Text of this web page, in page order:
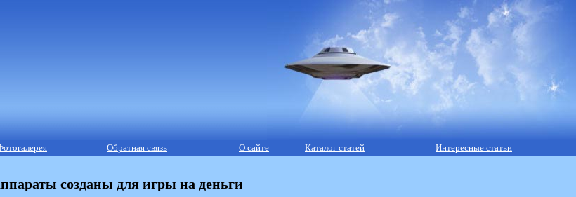
Обратная связь О сайте Каталог статей Интересные статьи
созданы для игры на деньги